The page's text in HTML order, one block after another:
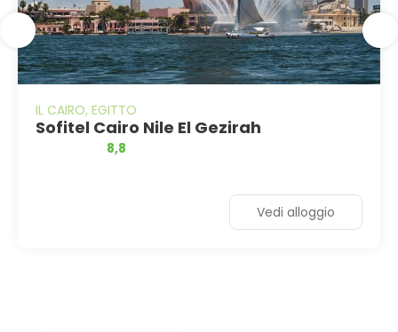
IL CAIRO, EGITTO
Sofitel Cairo Nile El Gezirah
8,8
Vedi alloggio